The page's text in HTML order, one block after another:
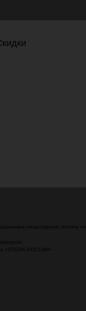
нецензурную
«ОПОРА РОССИИ»